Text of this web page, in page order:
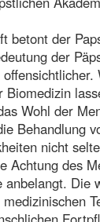
betont der
der
Wohl der
Behandlung
nicht
Achtung des
anbelangt. Die